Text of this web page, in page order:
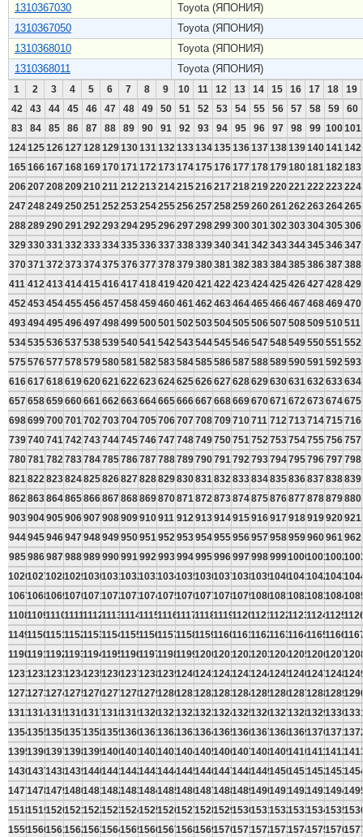
1310367030
Toyota (ЯПОНИЯ)
1310367050
Toyota (ЯПОНИЯ)
1310368010
Toyota (ЯПОНИЯ)
1310368011
Toyota (ЯПОНИЯ)
1 2 3 4 5 6 7 8 9 10 11 12 13 14 15 16 17 18
19
42
43 44 45 46 47 48 49 50 51 52 53 54 55 56 57 58 59
60
83
84 85 86 87 88 89 90 91 92 93 94 95 96 97 98 99 100101
124125126127128129130131 132 133134135136137138139140141 142
165166167168169170171 172 173174175176177178179180181 182 183
206207208209210211 212 213214215216217218219220221 222 223224
247248249250251 252 253254255256257258259260261 262 263264265
288289290291 292 293294295296297298299300301 302 303304305306
329330331 332 333334335336337338339340341 342 343344345346347
370371 372 373374375376377378379380381 382 383384385386387388
411 412 413414415416417418419420421 422 423424425426427428429
452 453454455456457458459460461 462 463464465466467468469470
493494495496497498499500501 502 503504505506507508509510511
534535536537538539540541 542 543544545546547548549550551 552
575576577578579580581 582 583584585586587588589590591 592 593
616617618619620621 622 623624625626627628629630631 632 633634
657658659660661 662 663664665666667668669670671 672 673674675
698699700701 702 703704705706707708709710711 712 713714715716
739740741 742 743744745746747748749750751 752 753754755756757
780781 782 783784785786787788789790791 792 793794795796797798
821 822 823824825826827828829830831 832 833834835836837838839
862 863864865866867868869870871 872 873874875876877878879880
903904905906907908909910911 912 913914915916917918919920921
944945946947948949950951 952 953954955956957958959960961 962
985986987988989990991 992 993994995996997998999100010011002
102610271028102910301031103210331034103510361037103810391040104110421043
106710681069107010711072107310741075107610771078107910801081108210831084
110811091110111111121113111411151116111711181119112011211122112311241125
114911501151115211531154115511561157115811591160116111621163116411651166
119011911192119311941195119611971198119912001201120212031204120512061207
123112321233123412351236123712381239124012411242124312441245124612471248
127212731274127512761277127812791280128112821283128412851286128712881289
131313141315131613171318131913201321132213231324132513261327132813291330
135413551356135713581359136013611362136313641365136613671368136913701371
139513961397139813991400140114021403140414051406140714081409141014111412
143614371438143914401441144214431444144514461447144814491450145114521453
147714781479148014811482148314841485148614871488148914901491149214931494
151815191520152115221523152415251526152715281529153015311532153315341535
155915601561156215631564156515661567156815691570157115721573157415751576